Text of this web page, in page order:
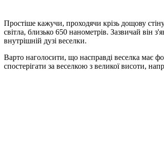
Простіше кажучи, проходячи крізь дощову
світла, близько 650 нанометрів. Зазвичай він
внутрішній дузі веселки.
Варто наголосити, що насправді веселка має
спостерігати за веселкою з великої висоти,